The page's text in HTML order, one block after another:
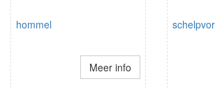
hommel
Meer info